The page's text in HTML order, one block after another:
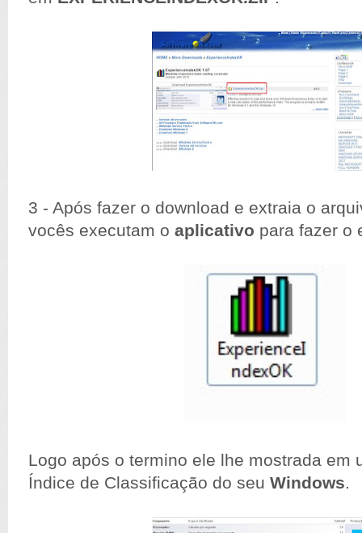
3 - Após fazer o download e extraia o
vocês executam o aplicativo para fazer o
Logo após o termino ele lhe mostrada em
Índice de Classificação do seu Windows.